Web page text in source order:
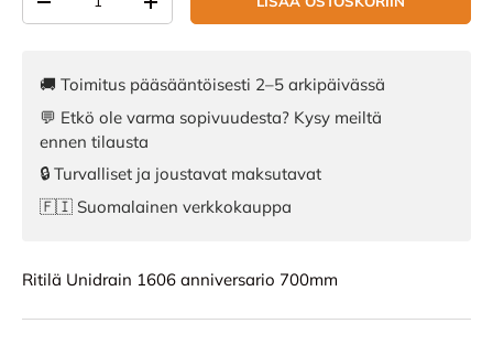
VÄHENNÄ MÄÄRÄÄLISÄÄ MÄÄRÄÄ
🚚 Toimitus pääsääntöisesti 2–5 arkipäivässä
💬 Etkö ole varma sopivuudesta? Kysy meiltä
ennen tilausta
🔒 Turvalliset ja joustavat maksutavat
🇫🇮 Suomalainen verkkokauppa
Ritilä Unidrain 1606 anniversario 700mm